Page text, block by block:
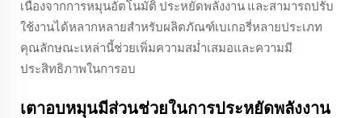
เนื่องจากการหมุนอัตโนมัติ ประหยัดพลังงาน และสามารถปรับ
ใช้งานได้หลากหลายสำหรับผลิตภัณฑ์เบเกอรี่หลายประเภท
คุณลักษณะเหล่านี้ช่วยเพิ่มความสม่ำเสมอและความมี
ประสิทธิภาพในการอบ
เตาอบหมุนมีส่วนช่วยในการประหยัดพลังงาน